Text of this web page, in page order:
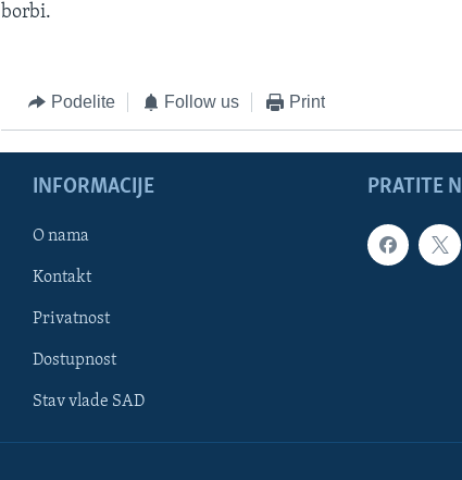
borbi.
Podelite Follow us Print
PRATITE
INFORMACIJE
O nama
Kontakt
Privatnost
Dostupnost
Stav vlade SAD